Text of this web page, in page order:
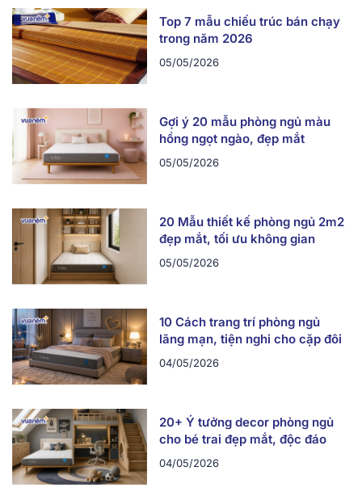
Top 7 mẫu chiếu trúc bán chạy
trong năm 2026
05/05/2026
Gợi ý 20 mẫu phòng ngủ màu
hồng ngọt ngào, đẹp mắt
05/05/2026
20 Mẫu thiết kế phòng ngủ 2m2
đẹp mắt, tối ưu không gian
05/05/2026
10 Cách trang trí phòng ngủ
lãng mạn, tiện nghi cho cặp đôi
04/05/2026
20+ Ý tưởng decor phòng ngủ
cho bé trai đẹp mắt, độc đáo
04/05/2026